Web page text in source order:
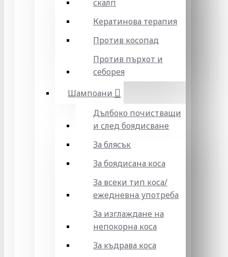
скалп
Кератинова терапия
Против косопад
Против пърхот и
себорея
Шампоани
Дълбоко почистващи
и след боядисване
За блясък
За боядисана коса
За всеки тип коса/
ежедневна употреба
За изглаждане на
непокорна коса
За къдрава коса